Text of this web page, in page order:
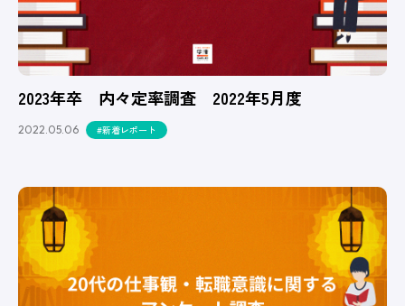
2023年卒 内々定率調査 2022年5月度
2022.05.06 #新着レポート